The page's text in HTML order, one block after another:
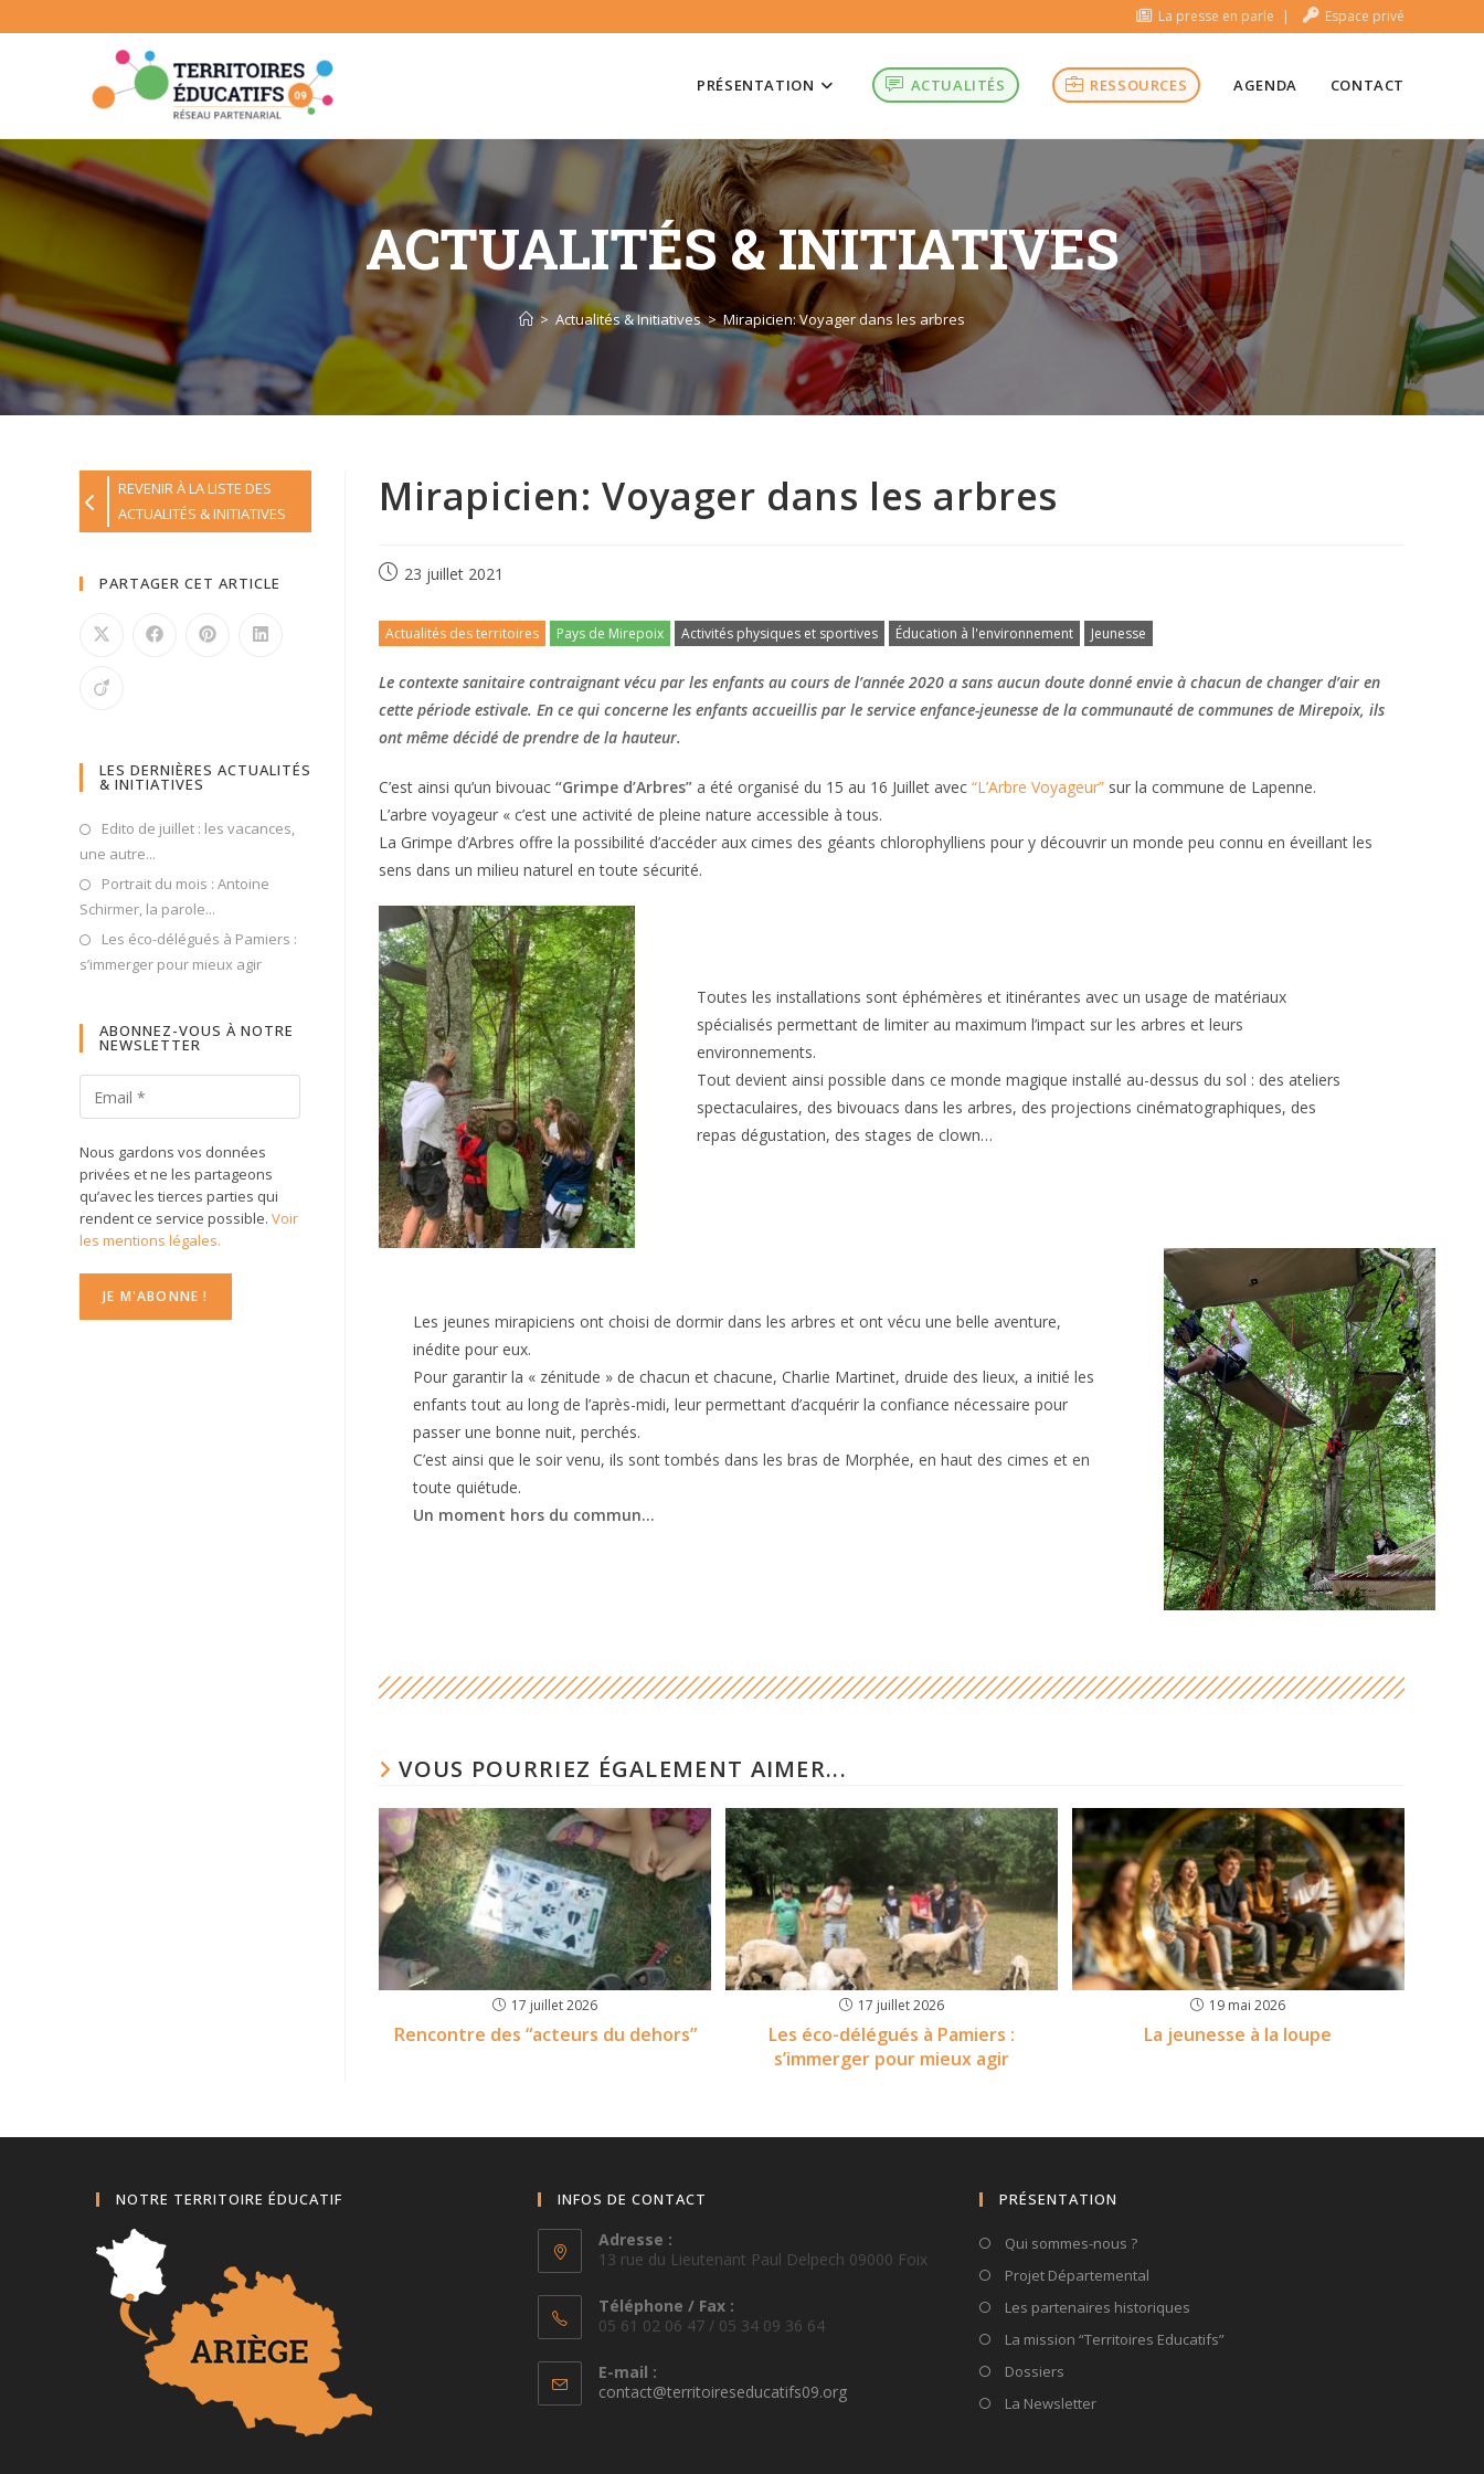
to
La presse en parle Espace privé
PRÉSENTATION ACTUALITÉS RESSOURCES AGENDA CONTACT
ACTUALITÉS & INITIATIVES
> Actualités & Initiatives > Mirapicien: Voyager dans les arbres
Mirapicien: Voyager dans les arbres
23 juillet 2021
Actualités des territoires Pays de Mirepoix Activités physiques et sportives Éducation à l'environnement Jeunesse
Le contexte sanitaire contraignant vécu par les enfants au cours de l’année 2020 a sans aucun doute donné envie à chacun de changer d’air en
cette période estivale. En ce qui concerne les enfants accueillis par le service enfance-jeunesse de la communauté de communes de Mirepoix, ils
ont même décidé de prendre de la hauteur.
C’est ainsi qu’un bivouac “Grimpe d’Arbres” a été organisé du 15 au 16 Juillet avec “L’Arbre Voyageur” sur la commune de Lapenne.
L’arbre voyageur « c’est une activité de pleine nature accessible à tous.
La Grimpe d’Arbres offre la possibilité d’accéder aux cimes des géants chlorophylliens pour y découvrir un monde peu connu en éveillant les
sens dans un milieu naturel en toute sécurité.
Toutes les installations sont éphémères et itinérantes avec un usage de matériaux
spécialisés permettant de limiter au maximum l’impact sur les arbres et leurs
environnements.
Tout devient ainsi possible dans ce monde magique installé au-dessus du sol : des ateliers
spectaculaires, des bivouacs dans les arbres, des projections cinématographiques, des
repas dégustation, des stages de clown…
Les jeunes mirapiciens ont choisi de dormir dans les arbres et ont vécu une belle aventure,
inédite pour eux.
Pour garantir la « zénitude » de chacun et chacune, Charlie Martinet, druide des lieux, a initié les
enfants tout au long de l’après-midi, leur permettant d’acquérir la confiance nécessaire pour
passer une bonne nuit, perchés.
C’est ainsi que le soir venu, ils sont tombés dans les bras de Morphée, en haut des cimes et en
toute quiétude.
Un moment hors du commun…
VOUS POURRIEZ ÉGALEMENT AIMER...
17 juillet 2026
Rencontre des “acteurs du dehors”
17 juillet 2026
Les éco-délégués à Pamiers :
s’immerger pour mieux agir
19 mai 2026
La jeunesse à la loupe
REVENIR À LA LISTE DES
ACTUALITÉS & INITIATIVES
PARTAGER CET ARTICLE
LES DERNIÈRES ACTUALITÉS
& INITIATIVES
Edito de juillet : les vacances,
une autre...
Portrait du mois : Antoine
Schirmer, la parole...
Les éco-délégués à Pamiers :
s’immerger pour mieux agir
ABONNEZ-VOUS À NOTRE
NEWSLETTER
Nous gardons vos données
privées et ne les partageons
qu’avec les tierces parties qui
rendent ce service possible. Voir
les mentions légales.
NOTRE TERRITOIRE ÉDUCATIF INFOS DE CONTACT
Adresse :
13 rue du Lieutenant Paul Delpech 09000 Foix
Téléphone / Fax :
05 61 02 06 47 / 05 34 09 36 64
E-mail :
contact@territoireseducatifs09.orgS’ouvre
PRÉSENTATION
Qui sommes-nous ?
Projet Départemental
Les partenaires historiques
La mission “Territoires Educatifs”
Dossiers
La Newsletter